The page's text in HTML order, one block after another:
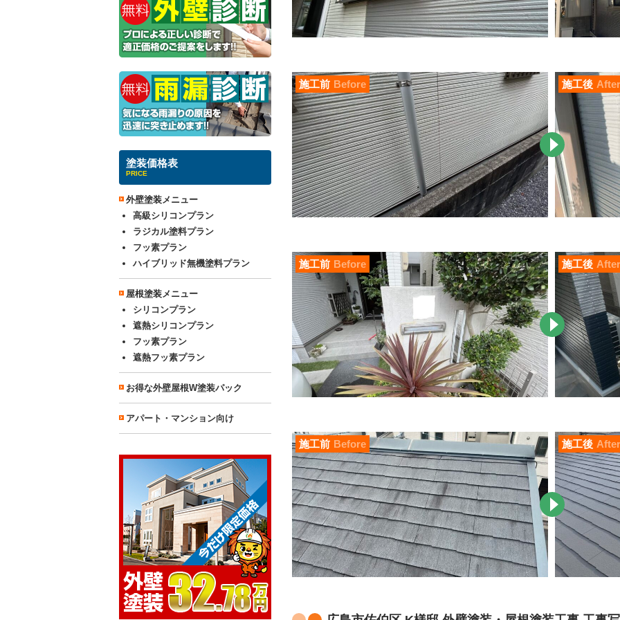
施工前 Before 施工後 After
施工前 Before 施工後 After
施工前 Before 施工後 After
塗装価格表
PRICE
外壁塗装メニュー
高級シリコンプラン
ラジカル塗料プラン
フッ素プラン
ハイブリッド無機塗料プラン
屋根塗装メニュー
シリコンプラン
遮熱シリコンプラン
フッ素プラン
遮熱フッ素プラン
お得な外壁屋根W塗装パック
アパート・マンション向け